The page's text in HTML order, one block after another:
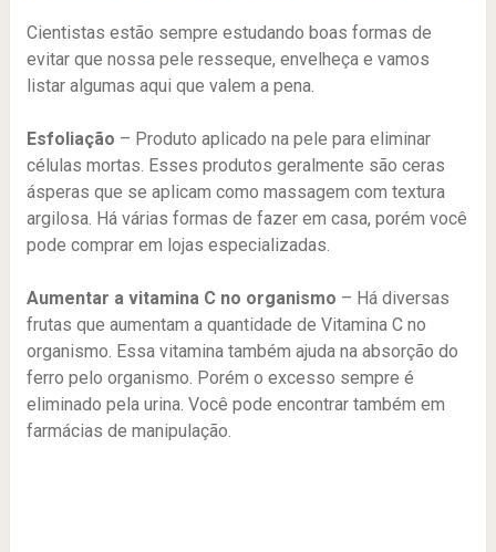
Cientistas estão sempre estudando boas formas de
evitar que nossa pele resseque, envelheça e vamos
listar algumas aqui que valem a pena.
Esfoliação – Produto aplicado na pele para eliminar
células mortas. Esses produtos geralmente são ceras
ásperas que se aplicam como massagem com textura
argilosa. Há várias formas de fazer em casa, porém você
pode comprar em lojas especializadas.
Aumentar a vitamina C no organismo – Há diversas
frutas que aumentam a quantidade de Vitamina C no
organismo. Essa vitamina também ajuda na absorção do
ferro pelo organismo. Porém o excesso sempre é
eliminado pela urina. Você pode encontrar também em
farmácias de manipulação.